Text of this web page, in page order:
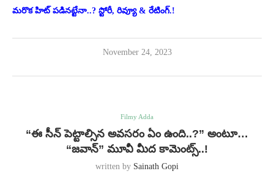
మరొక హిట్ పడినట్టేనా..? స్టోరీ, రివ్యూ & రేటింగ్.!
November 24, 2023
Filmy Adda
“ఈ సీన్ పెట్టాల్సిన అవసరం ఏం ఉంది..?” అంటూ…
“జవాన్” మూవీ మీద కామెంట్స్..!
written by Sainath Gopi